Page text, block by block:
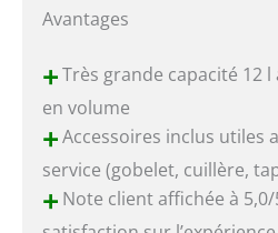
Avantages
+Très grande capacité 12 l
en volume
+Accessoires inclus utiles
service (gobelet, cuillère,
+Note client affichée à 5,0/